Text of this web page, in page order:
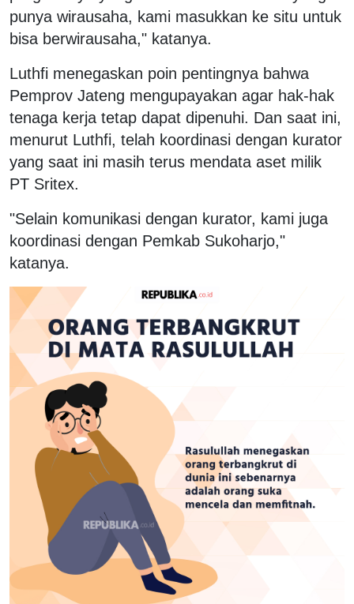
punya wirausaha, kami masukkan ke situ untuk
bisa berwirausaha," katanya.
Luthfi menegaskan poin pentingnya bahwa
Pemprov Jateng mengupayakan agar hak-hak
tenaga kerja tetap dapat dipenuhi. Dan saat ini,
menurut Luthfi, telah koordinasi dengan kurator
yang saat ini masih terus mendata aset milik
PT Sritex.
"Selain komunikasi dengan kurator, kami juga
koordinasi dengan Pemkab Sukoharjo,"
katanya.